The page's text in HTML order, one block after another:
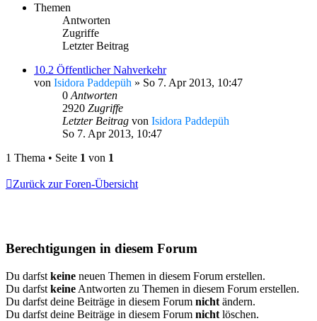
Themen
Antworten
Zugriffe
Letzter Beitrag
10.2 Öffentlicher Nahverkehr
von Isidora Paddepüh » So 7. Apr 2013, 10:47
0 Antworten
2920 Zugriffe
Letzter Beitrag von Isidora Paddepüh
So 7. Apr 2013, 10:47
1 Thema • Seite 1 von 1
Zurück zur Foren-Übersicht
Berechtigungen in diesem Forum
Du darfst keine neuen Themen in diesem Forum erstellen.
Du darfst keine Antworten zu Themen in diesem Forum erstellen.
Du darfst deine Beiträge in diesem Forum nicht ändern.
Du darfst deine Beiträge in diesem Forum nicht löschen.